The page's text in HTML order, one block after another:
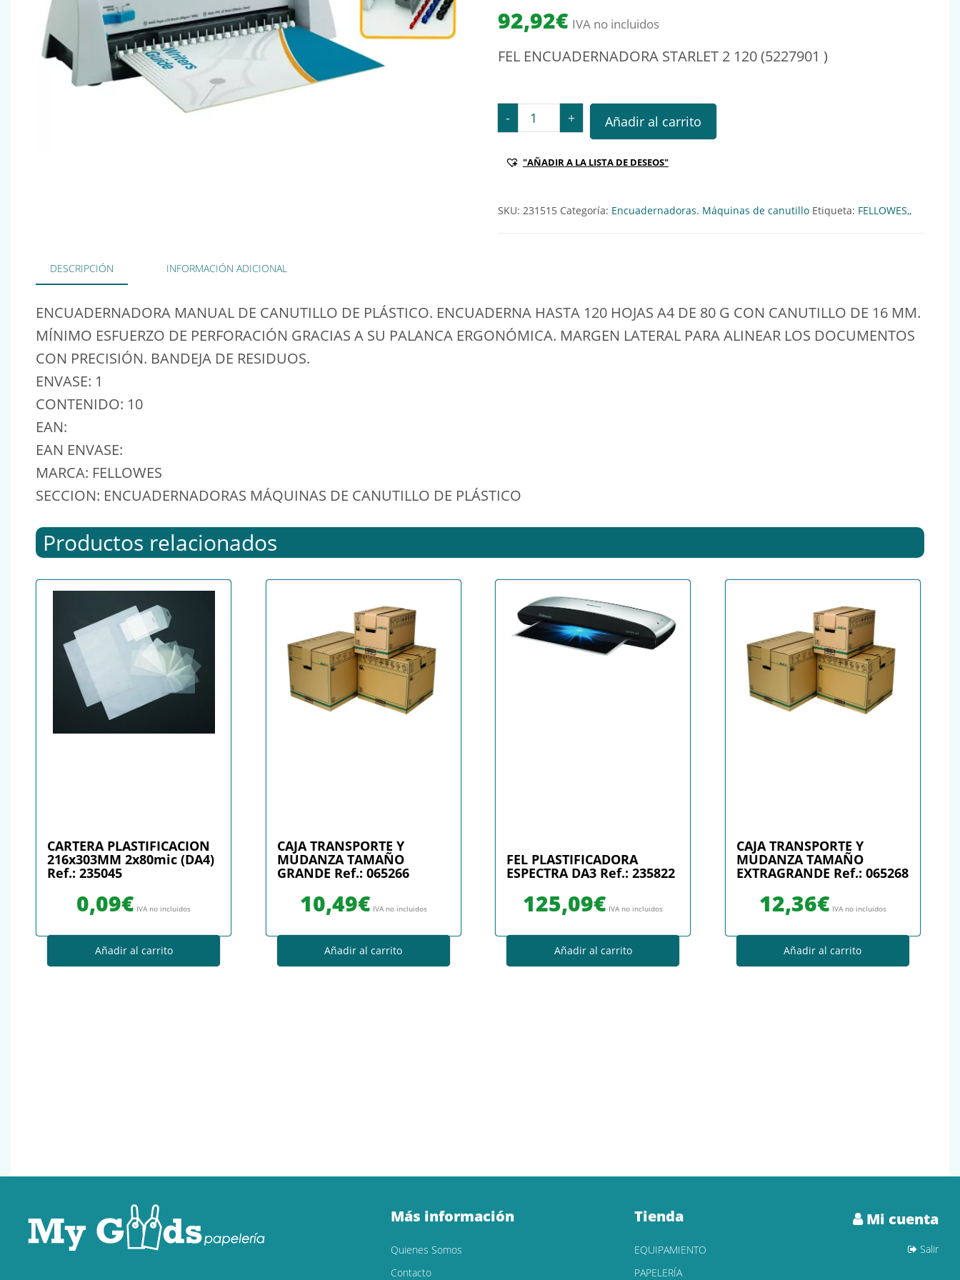
92,92€ IVA no incluidos
FEL ENCUADERNADORA STARLET 2 120 (5227901 )
- FEL ENCUADERNADORA STARLET 2 120 (5227901 ) Ref.: 231515 cantidad
+ Añadir al carrito
"AÑADIR A LA LISTA DE DESEOS"
SKU: 231515 Categoría: Encuadernadoras. Máquinas de canutillo Etiqueta: FELLOWES,,
DESCRIPCIÓN INFORMACIÓN ADICIONAL
ENCUADERNADORA MANUAL DE CANUTILLO DE PLÁSTICO. ENCUADERNA HASTA 120 HOJAS A4 DE 80 G CON CANUTILLO DE 16 MM.
MÍNIMO ESFUERZO DE PERFORACIÓN GRACIAS A SU PALANCA ERGONÓMICA. MARGEN LATERAL PARA ALINEAR LOS DOCUMENTOS
CON PRECISIÓN. BANDEJA DE RESIDUOS.
ENVASE: 1
CONTENIDO: 10
EAN:
EAN ENVASE:
MARCA: FELLOWES
SECCION: ENCUADERNADORAS MÁQUINAS DE CANUTILLO DE PLÁSTICO
Productos relacionados
CARTERA PLASTIFICACION
216x303MM 2x80mic (DA4)
Ref.: 235045
0,09€ IVA no incluidos
Añadir al carrito
CAJA TRANSPORTE Y
MUDANZA TAMAÑO
GRANDE Ref.: 065266
10,49€ IVA no incluidos
Añadir al carrito
FEL PLASTIFICADORA
ESPECTRA DA3 Ref.: 235822
125,09€ IVA no incluidos
Añadir al carrito
CAJA TRANSPORTE Y
MUDANZA TAMAÑO
EXTRAGRANDE Ref.: 065268
12,36€ IVA no incluidos
Añadir al carrito
Más información
Quienes Somos
Contacto
Tienda
EQUIPAMIENTO
PAPELERÍA
Mi cuenta
Salir